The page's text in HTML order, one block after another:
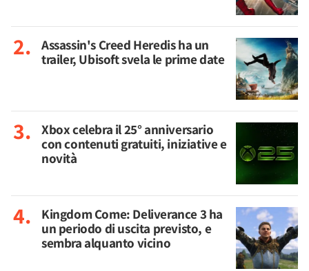
Assassin's Creed Heredis ha un
trailer, Ubisoft svela le prime date
Xbox celebra il 25° anniversario
con contenuti gratuiti, iniziative e
novità
Kingdom Come: Deliverance 3 ha
un periodo di uscita previsto, e
sembra alquanto vicino